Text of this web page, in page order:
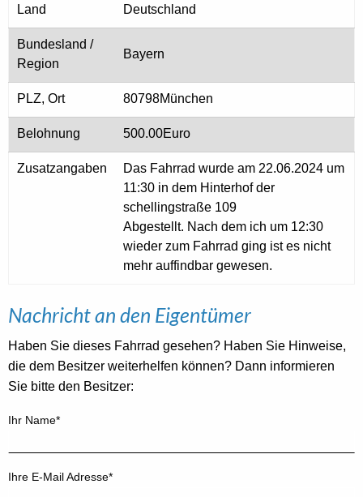
Land Deutschland
Bundesland /
Region
Bayern
PLZ, Ort 80798München
Belohnung 500.00Euro
Zusatzangaben
Das Fahrrad wurde am 22.06.2024 um
11:30 in dem Hinterhof der
schellingstraße 109
Abgestellt. Nach dem ich um 12:30
wieder zum Fahrrad ging ist es nicht
mehr auffindbar gewesen.
Nachricht an den Eigentümer
Haben Sie dieses Fahrrad gesehen? Haben Sie Hinweise,
die dem Besitzer weiterhelfen können? Dann informieren
Sie bitte den Besitzer:
Ihr Name*
Ihre E-Mail Adresse*